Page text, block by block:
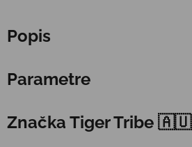
Popis
Parametre
Značka Tiger Tribe 🇦🇺